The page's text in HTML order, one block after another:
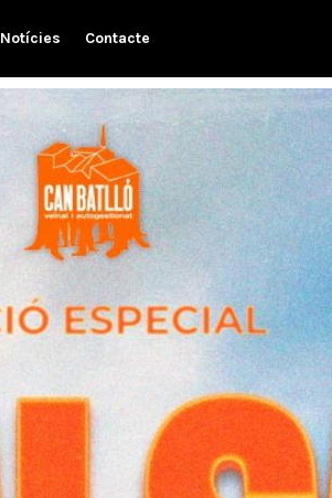
Notícies Contacte